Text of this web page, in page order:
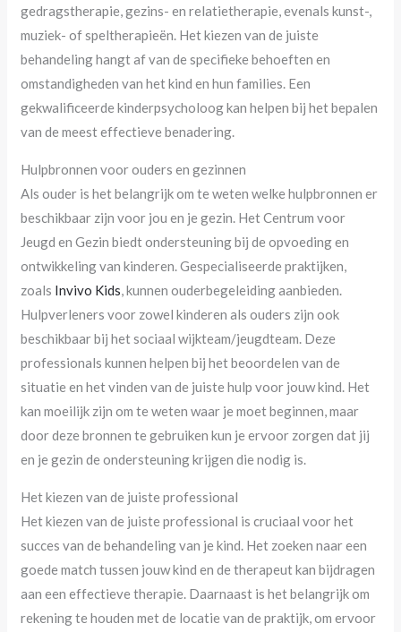
gedragstherapie, gezins- en relatietherapie, evenals kunst-,
muziek- of speltherapieën. Het kiezen van de juiste
behandeling hangt af van de specifieke behoeften en
omstandigheden van het kind en hun families. Een
gekwalificeerde kinderpsycholoog kan helpen bij het bepalen
van de meest effectieve benadering.
Hulpbronnen voor ouders en gezinnen
Als ouder is het belangrijk om te weten welke hulpbronnen er
beschikbaar zijn voor jou en je gezin. Het Centrum voor
Jeugd en Gezin biedt ondersteuning bij de opvoeding en
ontwikkeling van kinderen. Gespecialiseerde praktijken,
zoals Invivo Kids , kunnen ouderbegeleiding aanbieden.
Hulpverleners voor zowel kinderen als ouders zijn ook
beschikbaar bij het sociaal wijkteam/jeugdteam. Deze
professionals kunnen helpen bij het beoordelen van de
situatie en het vinden van de juiste hulp voor jouw kind. Het
kan moeilijk zijn om te weten waar je moet beginnen, maar
door deze bronnen te gebruiken kun je ervoor zorgen dat jij
en je gezin de ondersteuning krijgen die nodig is.
Het kiezen van de juiste professional
Het kiezen van de juiste professional is cruciaal voor het
succes van de behandeling van je kind. Het zoeken naar een
goede match tussen jouw kind en de therapeut kan bijdragen
aan een effectieve therapie. Daarnaast is het belangrijk om
rekening te houden met de locatie van de praktijk, om ervoor